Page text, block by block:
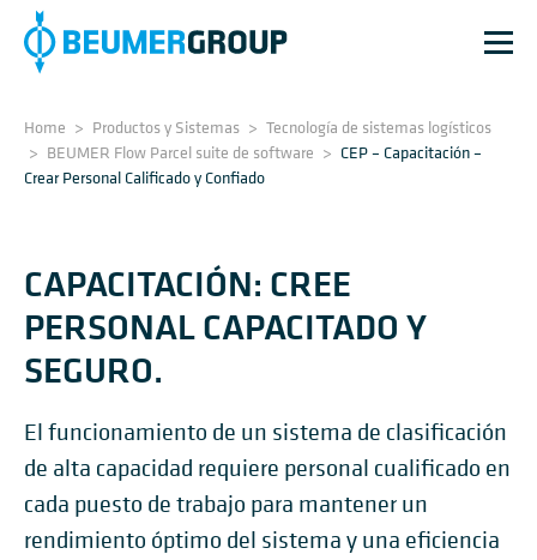
Home > Productos y Sistemas > Tecnología de sistemas logísticos
> BEUMER Flow Parcel suite de software > CEP – Capacitación –
Crear Personal Calificado y Confiado
CAPACITACIÓN: CREE
PERSONAL CAPACITADO Y
SEGURO.
El funcionamiento de un sistema de clasificación
de alta capacidad requiere personal cualificado en
cada puesto de trabajo para mantener un
rendimiento óptimo del sistema y una eficiencia